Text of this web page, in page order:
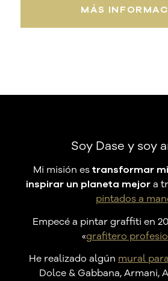
MÁS
Soy Dase y soy
Mi misión estransformar
inspirar un planeta mejora
pintados a
Empecé a pintar graffiti en
«grafitero
He realizado algún mural
Dolce & Gabbana, Armani,